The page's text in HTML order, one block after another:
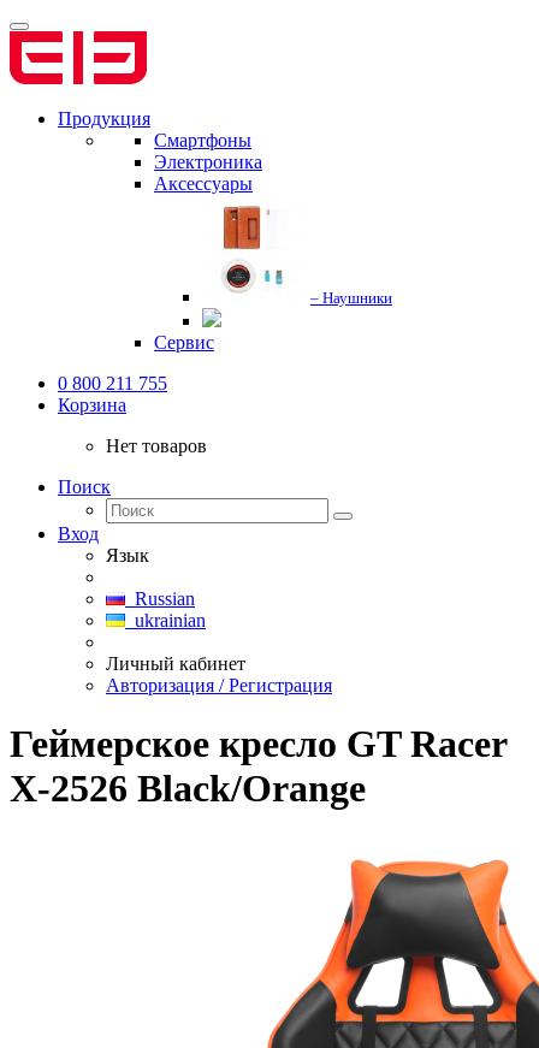
Продукция
Смартфоны
Электроника
Аксессуары
– Наушники
Сервис
0 800 211 755
Корзина
Нет товаров
Поиск
Вход
Язык
Russian
ukrainian
Личный кабинет
Авторизация / Регистрация
Геймерское кресло GT Racer
X-2526 Black/Orange